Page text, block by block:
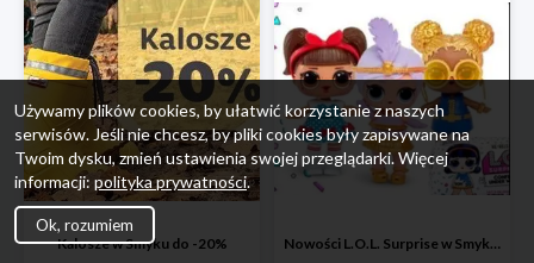
Kalosze w Smyku do -20% Nowości L.O.L. Surprise w Smyku do -45%
Używamy plików cookies, by ułatwić korzystanie z naszych
serwisów. Jeśli nie chcesz, by pliki cookies były zapisywane na
Twoim dysku, zmień ustawienia swojej przeglądarki. Więcej
informacji: polityka prywatności.
Ok, rozumiem